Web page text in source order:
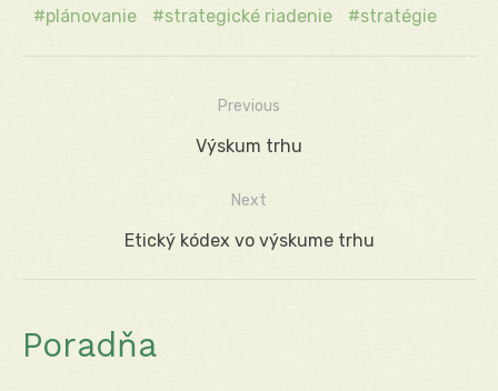
plánovanie
strategické riadenie stratégie
Previous
Previous
Výskum trhu
Next
Next
Etický kódex vo výskume trhu
Poradňa